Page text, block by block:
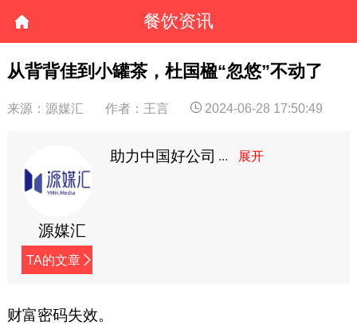
餐饮资讯
从背背佳到小罐茶，杜国楹“忽悠”不动了
来源：源媒汇 作者：王言 2024-06-28 17:50:49
源媒汇
TA的文章
助力中国好公司
财富密码失效。